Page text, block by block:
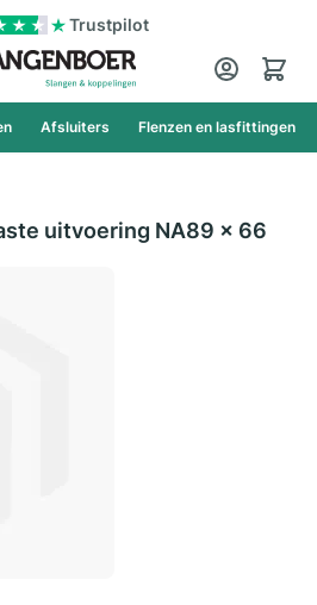
Trustpilot
Cart
Afsluiters Flenzen en lasfittingen
uitvoering NA89 x 66